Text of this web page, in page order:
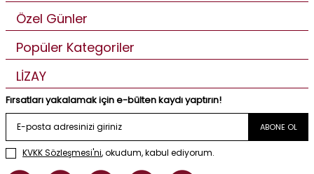
Özel Günler
Popüler Kategoriler
LİZAY
Fırsatları yakalamak için e-bülten kaydı yaptırın!
ABONE OL
KVKK Sözleşmesi'ni, okudum, kabul ediyorum.